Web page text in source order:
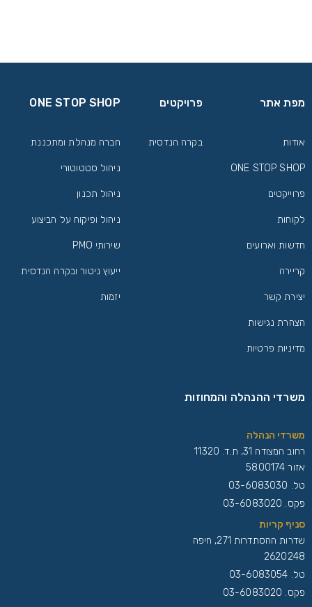
מפת אתר
אודות
ONE STOP SHOP
פרוייקטים
לקוחות
חדשות וארועים
קריירה
יצירת קשר
הצהרת נגישות
מדיניות פרטיות
פרויקטים
בקרה הנדסית
ONE STOP SHOP
חברה מנהלת ומתכננת
ניהול סטטוטורי
ניהול תכנון
ניהול ופיקוח על הביצוע
שירותי PMO
ייעוץ ניטור ובקרה הנדסית
יזמות
משרדי ההנהלה והמחוזות
משרדי הנהלה
רחוב המצודה 31, ת.ד. 11320
אזור 5800174
טל. 03-6083030
פקס. 03-6083020
סניף קריות
שדרות ההסתדרות 271, חיפה
2620248
טל. 03-6083054
פקס. 03-6083020